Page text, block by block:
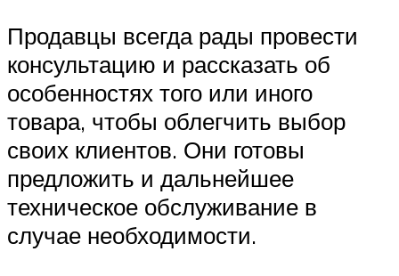
Продавцы всегда рады провести
консультацию и рассказать об
особенностях того или иного
товара, чтобы облегчить выбор
своих клиентов. Они готовы
предложить и дальнейшее
техническое обслуживание в
случае необходимости.